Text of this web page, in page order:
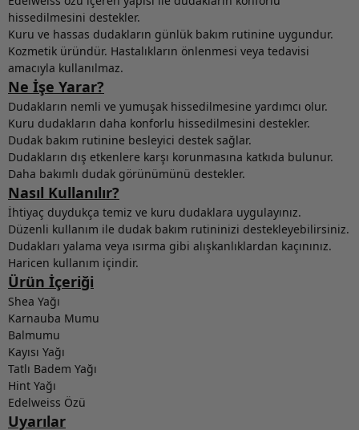
hissedilmesini destekler.
Kuru ve hassas dudakların günlük bakım rutinine uygundur.
Kozmetik üründür. Hastalıkların önlenmesi veya tedavisi
amacıyla kullanılmaz.
Ne İşe Yarar?
Dudakların nemli ve yumuşak hissedilmesine yardımcı olur.
Kuru dudakların daha konforlu hissedilmesini destekler.
Dudak bakım rutinine besleyici destek sağlar.
Dudakların dış etkenlere karşı korunmasına katkıda bulunur.
Daha bakımlı dudak görünümünü destekler.
Nasıl Kullanılır?
İhtiyaç duydukça temiz ve kuru dudaklara uygulayınız.
Düzenli kullanım ile dudak bakım rutininizi destekleyebilirsiniz.
Dudakları yalama veya ısırma gibi alışkanlıklardan kaçınınız.
Haricen kullanım içindir.
Ürün İçeriği
Shea Yağı
Karnauba Mumu
Balmumu
Kayısı Yağı
Tatlı Badem Yağı
Hint Yağı
Edelweiss Özü
Uyarılar